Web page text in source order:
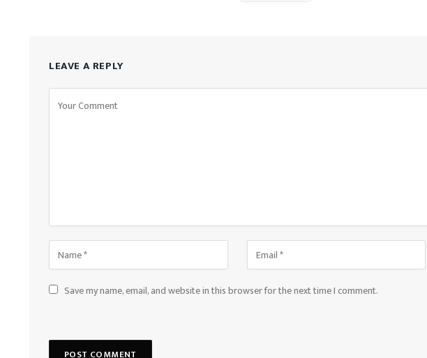
LEAVE A REPLY
Save my name, email, and website in this browser for the next time I comment.